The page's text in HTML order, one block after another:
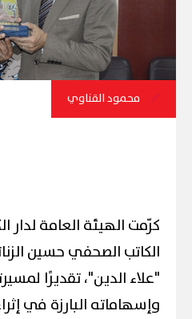
محمود القناوي
كرّمت الهيئة العامة لدار
الكاتب الصحفي حسين
"علاء الدين"، تقديرًا
وإسهاماته البارزة في